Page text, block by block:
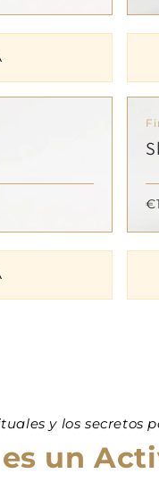
y los secretos
un